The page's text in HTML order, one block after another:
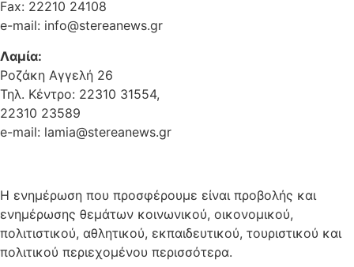
Fax: 22210 24108
e-mail: info@stereanews.gr
Λαμία:
Ροζάκη Αγγελή 26
Τηλ. Κέντρο: 22310 31554,
22310 23589
e-mail: lamia@stereanews.gr
Η ενημέρωση που προσφέρουμε είναι προβολής και
ενημέρωσης θεμάτων κοινωνικού, οικονομικού,
πολιτιστικού, αθλητικού, εκπαιδευτικού, τουριστικού και
πολιτικού περιεχομένου περισσότερα.